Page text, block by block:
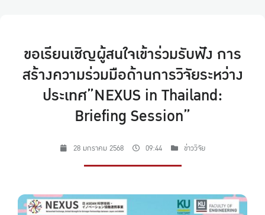
ขอเรียนเชิญผู้สนใจเข้าร่วมรับฟัง การ
สร้างความร่วมมือด้านการวิจัยระหว่าง
ประเทศ”NEXUS in Thailand:
Briefing Session”
28 มกราคม 2568 09:44 ข่าววิจัย